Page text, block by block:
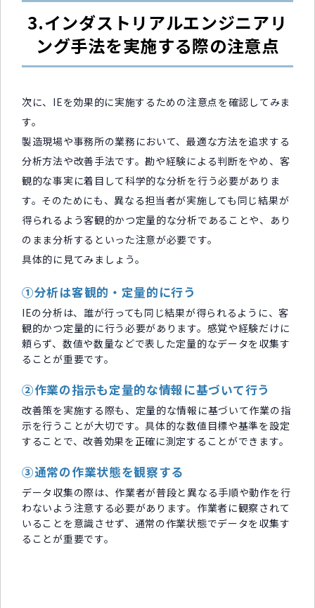
3.インダストリアルエンジニアリ
ング手法を実施する際の注意点
次に、IEを効果的に実施するための注意点を確認してみま
す。
製造現場や事務所の業務において、最適な方法を追求する
分析方法や改善手法です。勘や経験による判断をやめ、客
観的な事実に着目して科学的な分析を行う必要がありま
す。そのためにも、異なる担当者が実施しても同じ結果が
得られるよう客観的かつ定量的な分析であることや、あり
のまま分析するといった注意が必要です。
具体的に見てみましょう。
①分析は客観的・定量的に行う
IEの分析は、誰が行っても同じ結果が得られるように、客
観的かつ定量的に行う必要があります。感覚や経験だけに
頼らず、数値や数量などで表した定量的なデータを収集す
ることが重要です。
②作業の指示も定量的な情報に基づいて行う
改善策を実施する際も、定量的な情報に基づいて作業の指
示を行うことが大切です。具体的な数値目標や基準を設定
することで、改善効果を正確に測定することができます。
③通常の作業状態を観察する
データ収集の際は、作業者が普段と異なる手順や動作を行
わないよう注意する必要があります。作業者に観察されて
いることを意識させず、通常の作業状態でデータを収集す
ることが重要です。